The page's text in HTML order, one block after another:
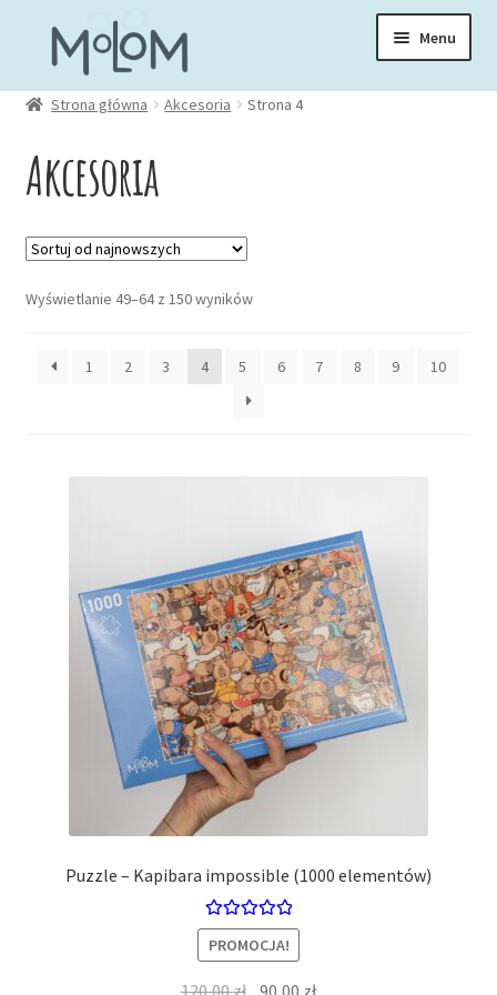
do
nawigacji
do
treści
Menu
Skarpetki
Zakładki
Kubki
Konto
Strona główna Akcesoria Strona 4
Akcesoria
Wyświetlanie 49–64 z 150 wynikówPosortowane
1
2 3 4 5 6 7 8 9 10
Puzzle – Kapibara impossible (1000 elementów)
Oceniono
5.00na 5
PROMOCJA!
PierwotnaAktualna